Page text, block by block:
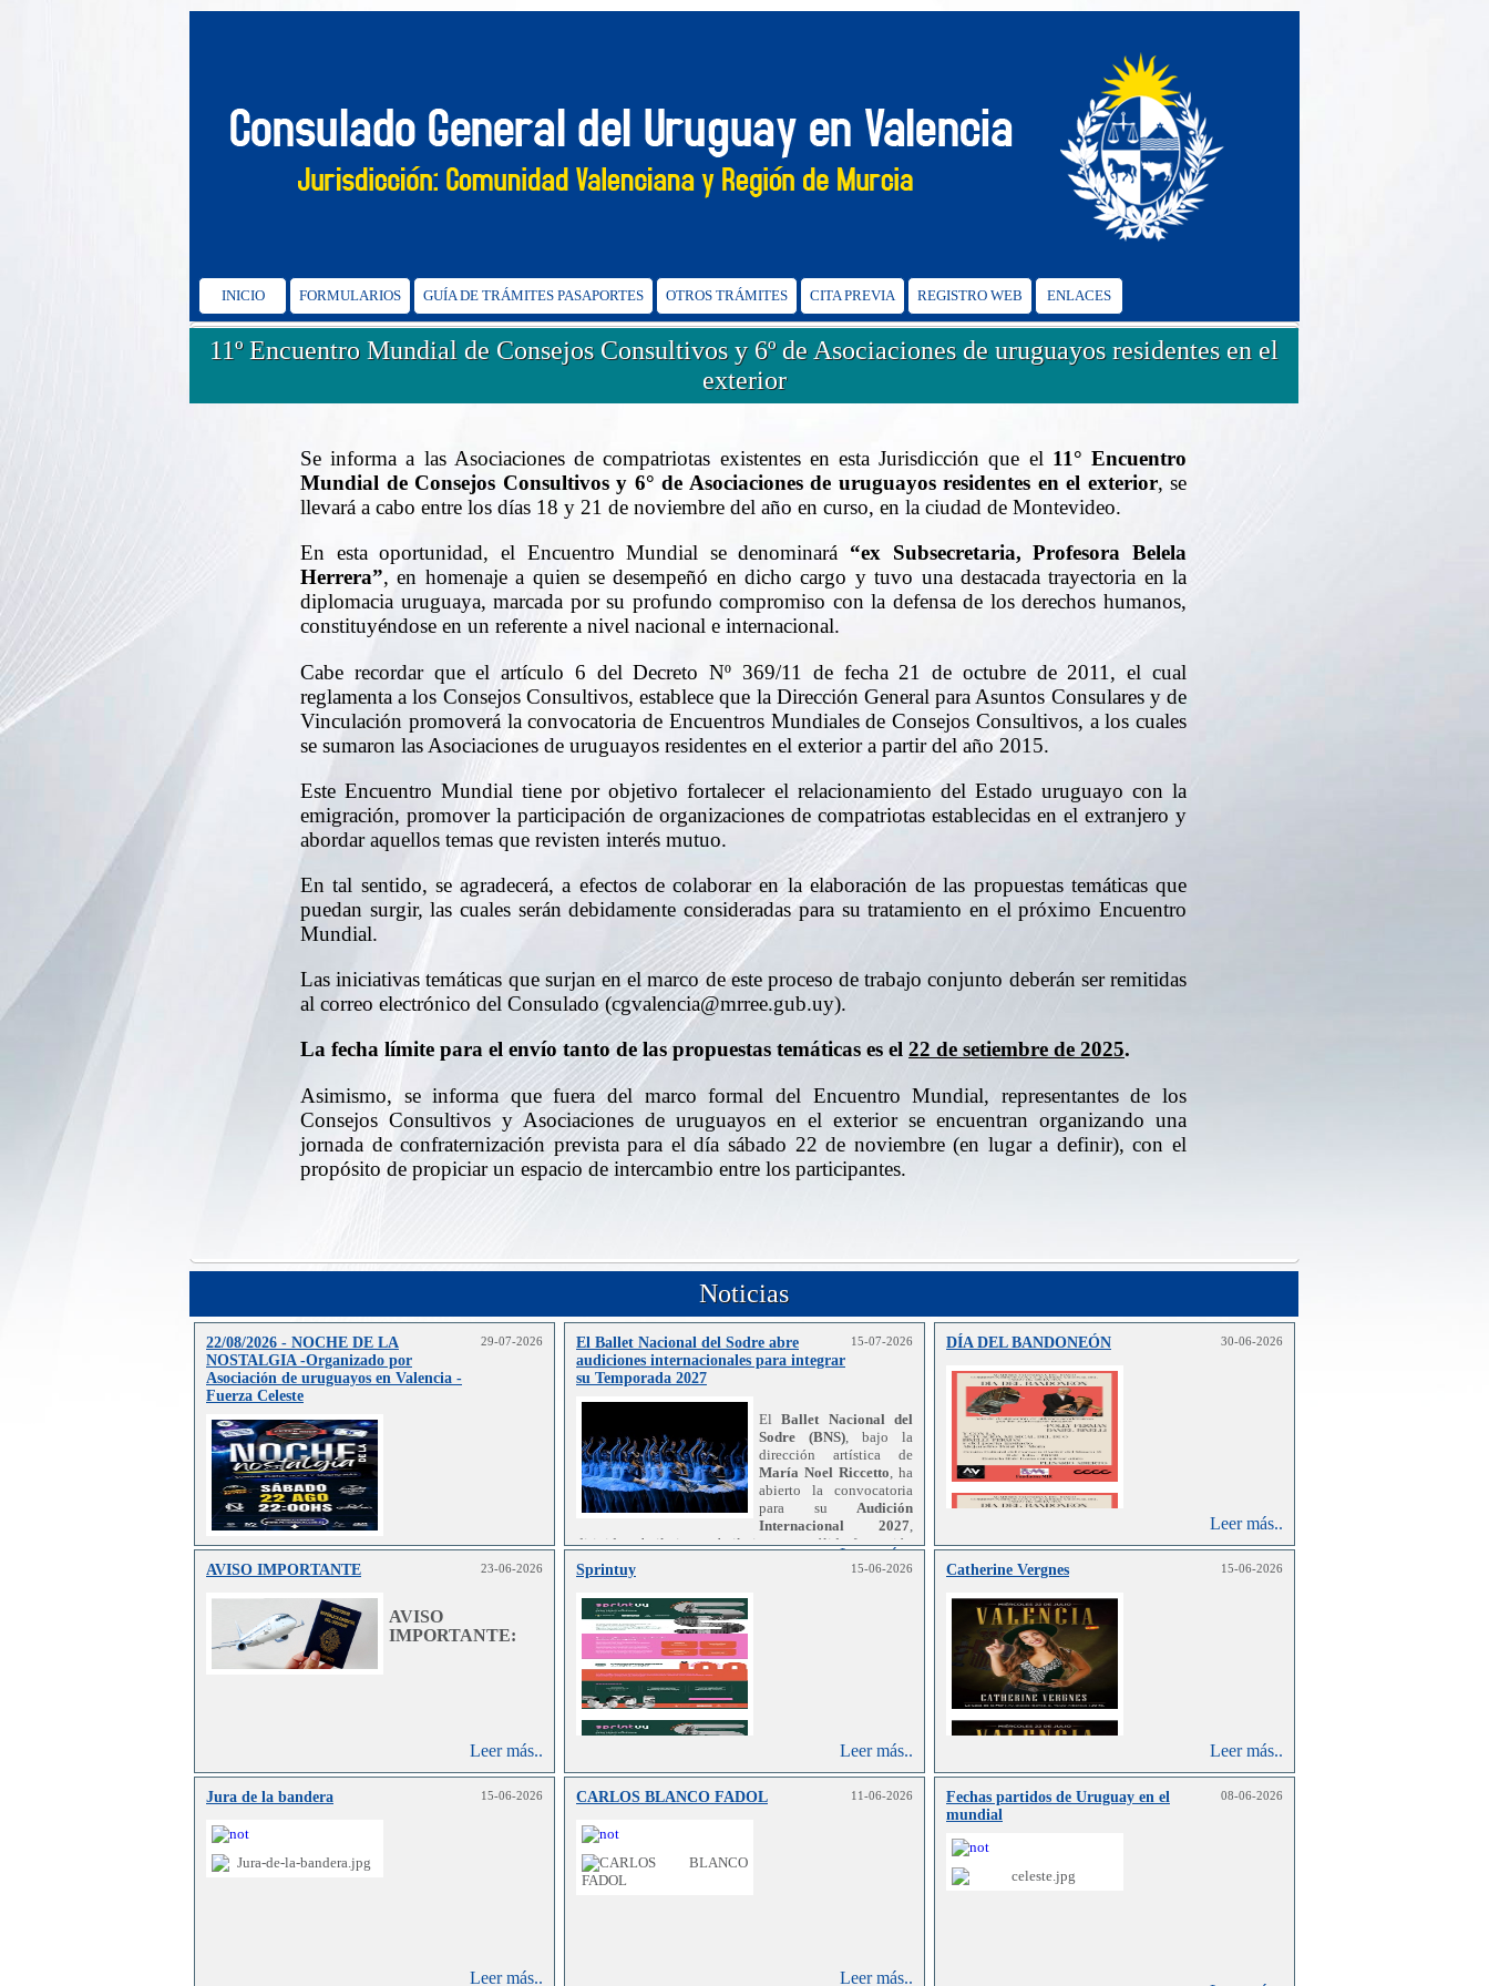
INICIO FORMULARIOS GUÍA DE TRÁMITES PASAPORTES OTROS TRÁMITES CITA PREVIA REGISTRO WEB ENLACES
11º Encuentro Mundial de Consejos Consultivos y 6º de Asociaciones de uruguayos residentes en el
exterior
Se informa a las Asociaciones de compatriotas existentes en esta Jurisdicción que el 11° Encuentro
Mundial de Consejos Consultivos y 6° de Asociaciones de uruguayos residentes en el exterior, se
llevará a cabo entre los días 18 y 21 de noviembre del año en curso, en la ciudad de Montevideo.
En esta oportunidad, el Encuentro Mundial se denominará “ex Subsecretaria, Profesora Belela
Herrera”, en homenaje a quien se desempeñó en dicho cargo y tuvo una destacada trayectoria en la
diplomacia uruguaya, marcada por su profundo compromiso con la defensa de los derechos humanos,
constituyéndose en un referente a nivel nacional e internacional.
Cabe recordar que el artículo 6 del Decreto Nº 369/11 de fecha 21 de octubre de 2011, el cual
reglamenta a los Consejos Consultivos, establece que la Dirección General para Asuntos Consulares y de
Vinculación promoverá la convocatoria de Encuentros Mundiales de Consejos Consultivos, a los cuales
se sumaron las Asociaciones de uruguayos residentes en el exterior a partir del año 2015.
Este Encuentro Mundial tiene por objetivo fortalecer el relacionamiento del Estado uruguayo con la
emigración, promover la participación de organizaciones de compatriotas establecidas en el extranjero y
abordar aquellos temas que revisten interés mutuo.
En tal sentido, se agradecerá, a efectos de colaborar en la elaboración de las propuestas temáticas que
puedan surgir, las cuales serán debidamente consideradas para su tratamiento en el próximo Encuentro
Mundial.
Las iniciativas temáticas que surjan en el marco de este proceso de trabajo conjunto deberán ser remitidas
al correo electrónico del Consulado (cgvalencia@mrree.gub.uy).
La fecha límite para el envío tanto de las propuestas temáticas es el 22 de setiembre de 2025.
Asimismo, se informa que fuera del marco formal del Encuentro Mundial, representantes de los
Consejos Consultivos y Asociaciones de uruguayos en el exterior se encuentran organizando una
jornada de confraternización prevista para el día sábado 22 de noviembre (en lugar a definir), con el
propósito de propiciar un espacio de intercambio entre los participantes.
Noticias
22/08/2026 - NOCHE DE LA
NOSTALGIA -Organizado por
Asociación de uruguayos en Valencia -
Fuerza Celeste
29-07-2026
Leer más..
El Ballet Nacional del Sodre abre
audiciones internacionales para integrar
su Temporada 2027
15-07-2026
ElBallet Nacional del
Sodre (BNS) , bajo la
dirección artística de
María Noel Riccetto , ha
abierto la convocatoria
para su Audición
Internacional 2027
dirigida a bailarines y bailarinas con sólida formación
en danza clásica y conocimientos de danza
contemporánea.
Leer más..
DÍA DEL BANDONEÓN 30-06-2026
Leer más..
AVISO IMPORTANTE 23-06-2026
AVISO
IMPORTANTE:
Leer más..
Sprintuy 15-06-2026
Leer más..
Catherine Vergnes 15-06-2026
Leer más..
Jura de la bandera 15-06-2026
Leer más..
CARLOS BLANCO FADOL 11-06-2026
Leer más..
Fechas partidos de Uruguay en el
mundial
08-06-2026